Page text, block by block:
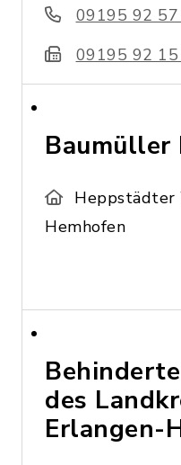
09195 92
09195 92
Baumüller
Heppstädter
Hemhofen
des
Erlangen-